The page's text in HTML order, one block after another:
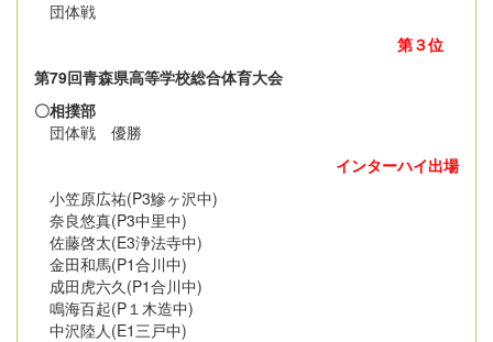
団体戦
第３位
第79回青森県高等学校総合体育大会
〇相撲部
団体戦 優勝
インターハイ出場
小笠原広祐(P3鰺ヶ沢中)
奈良悠真(P3中里中)
佐藤啓太(E3浄法寺中)
金田和馬(P1合川中)
成田虎六久(P1合川中)
鳴海百起(P１木造中)
中沢陸人(E1三戸中)